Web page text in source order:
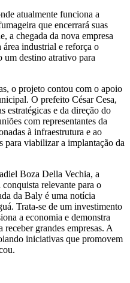
atualmente funciona a
que encerrará suas
a chegada da nova empresa
industrial e reforça o
um destino atrativo para
o projeto contou com o apoio
O prefeito César Cesa,
estratégicas e da direção do
com representantes da
à infraestrutura e ao
para viabilizar a implantação da
Boza Della Vechia, a
relevante para o
da Baly é uma notícia
Trata-se de um investimento
a economia e demonstra
grandes empresas. A
iniciativas que promovem